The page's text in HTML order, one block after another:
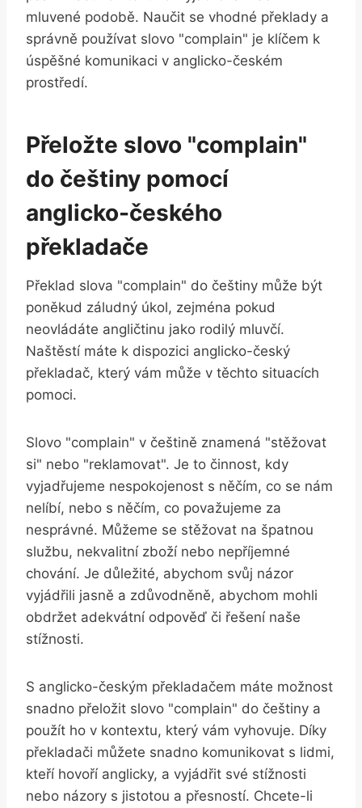
mluvené podobě. Naučit se vhodné překlady a
správně používat slovo "complain" je klíčem k
úspěšné komunikaci v anglicko-českém
prostředí.
Přeložte slovo "complain"
do češtiny pomocí
anglicko-českého
překladače
Překlad slova "complain" do češtiny může být
poněkud záludný úkol, zejména pokud
neovládáte angličtinu jako rodilý mluvčí.
Naštěstí máte k dispozici anglicko-český
překladač, který vám může v těchto situacích
pomoci.
Slovo "complain" v češtině znamená "stěžovat
si" nebo "reklamovat". Je to činnost, kdy
vyjadřujeme nespokojenost s něčím, co se nám
nelíbí, nebo s něčím, co považujeme za
nesprávné. Můžeme se stěžovat na špatnou
službu, nekvalitní zboží nebo nepříjemné
chování. Je důležité, abychom svůj názor
vyjádřili jasně a zdůvodněně, abychom mohli
obdržet adekvátní odpověď či řešení naše
stížnosti.
S anglicko-českým překladačem máte možnost
snadno přeložit slovo "complain" do češtiny a
použít ho v kontextu, který vám vyhovuje. Díky
překladači můžete snadno komunikovat s lidmi,
kteří hovoří anglicky, a vyjádřit své stížnosti
nebo názory s jistotou a přesností. Chcete-li